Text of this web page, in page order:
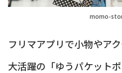
momo-
フリマアプリで小物やア
大活躍の「ゆうパケット